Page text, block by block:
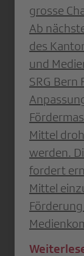
grosse
Ab
des
und
SRG Bern
Mittel
werden.
fordert
Mittel